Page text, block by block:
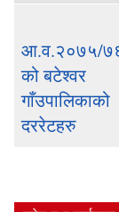
आ.व.२०७५/
को बटेश्वर
गाँउपालिकाको
दररेटहरु